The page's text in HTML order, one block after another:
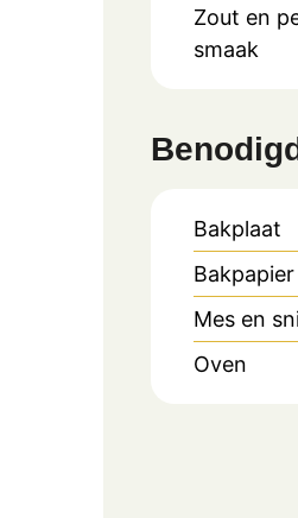
Zout en
smaak
Bakplaat
Mes en
Oven